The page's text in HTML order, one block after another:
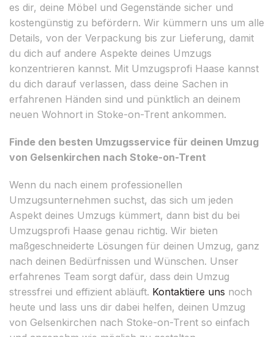
es dir, deine Möbel und Gegenstände sicher und
kostengünstig zu befördern. Wir kümmern uns um alle
Details, von der Verpackung bis zur Lieferung, damit
du dich auf andere Aspekte deines Umzugs
konzentrieren kannst. Mit Umzugsprofi Haase kannst
du dich darauf verlassen, dass deine Sachen in
erfahrenen Händen sind und pünktlich an deinem
neuen Wohnort in Stoke-on-Trent ankommen.
Finde den besten Umzugsservice für deinen Umzug
von Gelsenkirchen nach Stoke-on-Trent
Wenn du nach einem professionellen
Umzugsunternehmen suchst, das sich um jeden
Aspekt deines Umzugs kümmert, dann bist du bei
Umzugsprofi Haase genau richtig. Wir bieten
maßgeschneiderte Lösungen für deinen Umzug, ganz
nach deinen Bedürfnissen und Wünschen. Unser
erfahrenes Team sorgt dafür, dass dein Umzug
stressfrei und effizient abläuft. Kontaktiere uns noch
heute und lass uns dir dabei helfen, deinen Umzug
von Gelsenkirchen nach Stoke-on-Trent so einfach